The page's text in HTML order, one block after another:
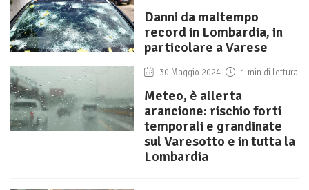
Danni da maltempo
record in Lombardia, in
particolare a Varese
30 Maggio 2024 1 min di lettura
Meteo, è allerta
arancione: rischio forti
temporali e grandinate
sul Varesotto e in tutta la
Lombardia